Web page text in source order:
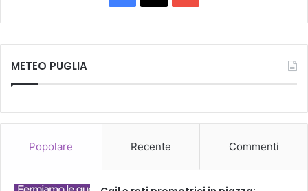
Tube
METEO PUGLIA
Popolare Recente Commenti